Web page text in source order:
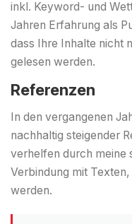
inkl. Keyword- und
Jahren Erfahrung als
dass Ihre Inhalte nicht
gelesen werden.
Referenzen
In den vergangenen
nachhaltig steigender
verhelfen durch meine
Verbindung mit
werden.